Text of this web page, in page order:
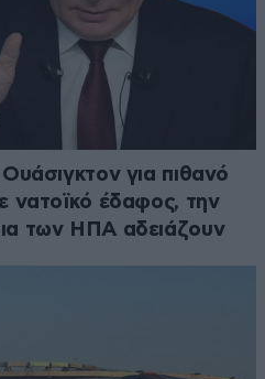
για πιθανό
νατοϊκό έδαφος, την
των ΗΠΑ αδειάζουν